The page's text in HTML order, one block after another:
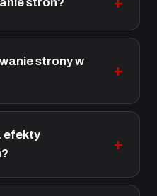
stron?
strony w
efekty